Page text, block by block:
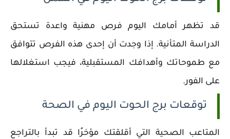
قد تظهر أمامك اليوم فرص مهنية واعدة تستحق
الدراسة المتأنية. إذا وجدت أن إحدى هذه الفرص تتوافق
مع طموحاتك وأهدافك المستقبلية، فيجب استغلالها
على الفور.
توقعات برج الحوت اليوم في الصحة
المتاعب الصحية التي أقلقتك مؤخرًا قد تبدأ بالتراجع